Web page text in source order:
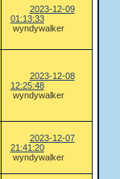
2023-12-09
01:13:33
wyndywalker
2023-12-08
12:25:48
wyndywalker
2023-12-07
21:41:20
wyndywalker